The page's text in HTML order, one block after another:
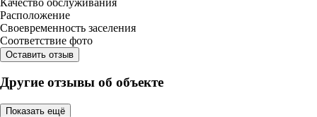
Расположение
Своевременность заселения
Соответствие фото
Оставить отзыв
Другие отзывы об объекте
Показать ещё